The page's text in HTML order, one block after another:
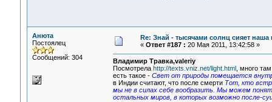
Анюта
Постоялец
Сообщений: 304
Re: Знай - тысячами солнц сияет наша
« Ответ #187 : 20 Мая 2011, 13:42:58 »
Владимир Травка,valeriy
Посмотрела http://texts.vniz.net/light.html
, много
есть такое - Свет от природы помещается
в Индии считают, что после смерти Тот, кто
мы не в силах себе вообразить. Мы можем
остальных миров, в которых возможно после-